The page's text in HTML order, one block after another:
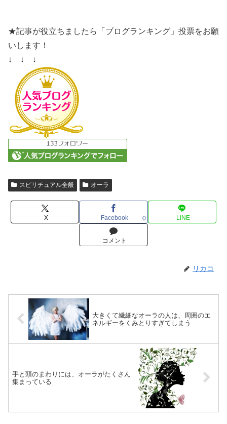
★記事が役立ちましたら「ブログランキング」投票をお願
いします！
↓ ↓ ↓
スピリチュアル全般 オーラ
X Facebook 0 LINE
コメント
リカコ
大きくて繊細なオーラの人は、周囲のエ
ネルギーをくみとりすぎてしまう
手と頭のまわりには、オーラがたくさん
集まっている